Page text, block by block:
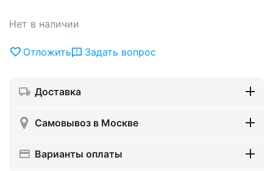
Нет в наличии
Отложить Задать вопрос
Доставка
Самовывоз в Москве
Варианты оплаты